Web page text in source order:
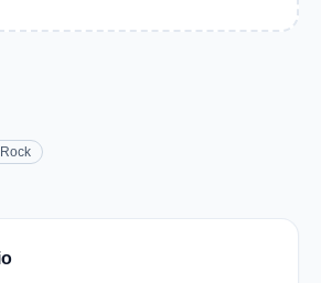
Rock